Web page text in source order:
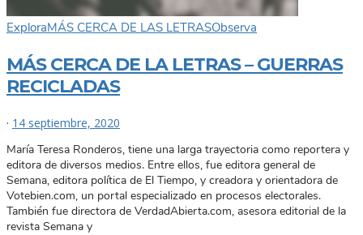
ExploraMÁS CERCA DE LAS LETRASObserva
MÁS CERCA DE LA LETRAS – GUERRAS
RECICLADAS
· 14 septiembre, 2020
María Teresa Ronderos, tiene una larga trayectoria como reportera y
editora de diversos medios. Entre ellos, fue editora general de
Semana, editora política de El Tiempo, y creadora y orientadora de
Votebien.com, un portal especializado en procesos electorales.
También fue directora de VerdadAbierta.com, asesora editorial de la
revista Semana y